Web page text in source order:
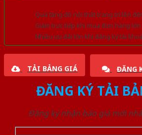
Quà tặng đồ nội thất trang trí lên
Giảm trực tiếp khi mua đơn hàng
Nhiều ưu đãi lớn khi đăng ký tài
TẢI BẢNG GIÁ ĐĂNG
ĐĂNG KÝ TẢI
Đăng ký nhận báo giá mới